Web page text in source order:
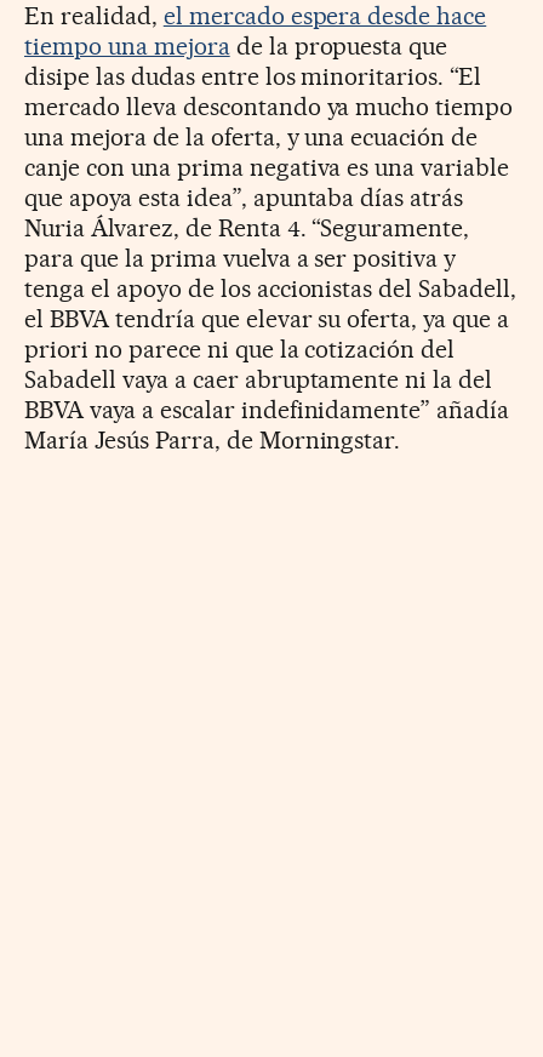
En realidad, el mercado espera desde hace
tiempo una mejorade la propuesta que
disipe las dudas entre los minoritarios. “El
mercado lleva descontando ya mucho tiempo
una mejora de la oferta, y una ecuación de
canje con una prima negativa es una variable
que apoya esta idea”, apuntaba días atrás
Nuria Álvarez, de Renta 4. “Seguramente,
para que la prima vuelva a ser positiva y
tenga el apoyo de los accionistas del Sabadell,
el BBVA tendría que elevar su oferta, ya que a
priori no parece ni que la cotización del
Sabadell vaya a caer abruptamente ni la del
BBVA vaya a escalar indefinidamente” añadía
María Jesús Parra, de Morningstar.